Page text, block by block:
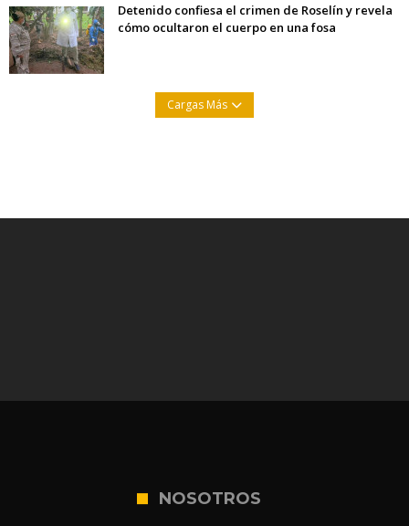
Detenido confiesa el crimen de Roselín y revela
cómo ocultaron el cuerpo en una fosa
Cargas Más
NOSOTROS